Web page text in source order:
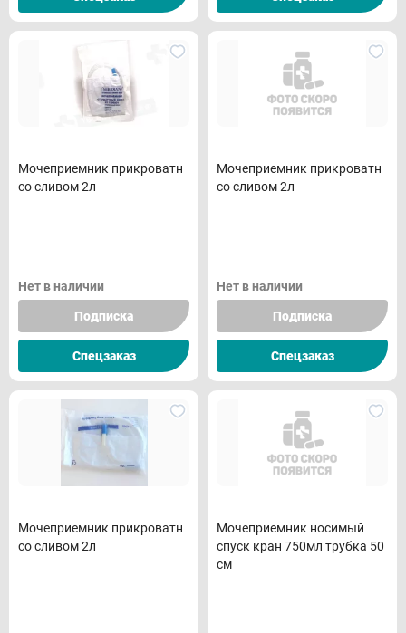
Мочеприемник прикроватн
со сливом 2л
Нет в наличии
Подписка
Спецзаказ
Мочеприемник прикроватн
со сливом 2л
Нет в наличии
Подписка
Спецзаказ
Мочеприемник прикроватн
со сливом 2л
Мочеприемник носимый
спуск кран 750мл трубка 50
см